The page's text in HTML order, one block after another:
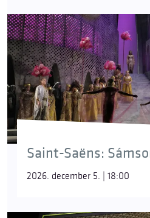
Saint-Saëns:
2026. december 5. | 18:00